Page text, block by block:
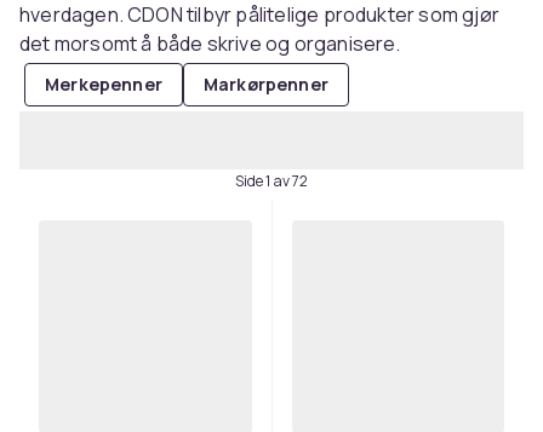
hverdagen. CDON tilbyr pålitelige produkter som gjør
det morsomt å både skrive og organisere.
Merkepenner Markørpenner
Side 1 av 72